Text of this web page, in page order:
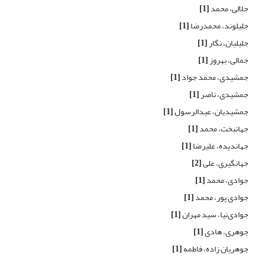
جلالی، محمد[1]
جلیلوند، محمدرضا[1]
جلیلیان، نگار[1]
جمالی، بهروز[1]
جمشیدی، محمد جواد[1]
جمشیدی، ناصر[1]
جمشیدیان، عبدالرسول[1]
جهانبخت، محمد[1]
جهاندیده، علیرضا[1]
جهانگیری، علی[2]
جوادی، محمد[1]
جوادی پور، محمد[1]
جوادی‌نیا، سید مهران[1]
جوهری، ‌هادی[1]
جوهریان زاده، فاطمه[1]